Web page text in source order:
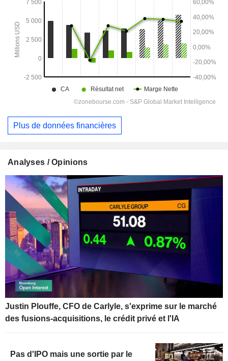
Plus de données financières
Analyses / Opinions
Justin Plouffe, CFO de Carlyle, s'exprime sur le marché
des fusions-acquisitions, le crédit privé et l'IA
Pas d'IPO mais une sortie par le